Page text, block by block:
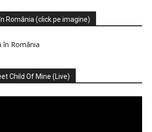
România (click pe imagine)
Child Of Mine (Live)